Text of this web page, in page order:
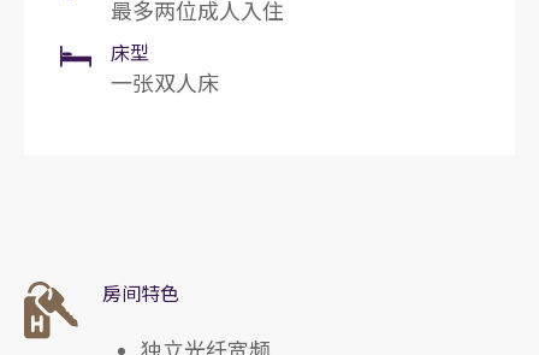
最多两位成人入住
床型
一张双人床
房间特色